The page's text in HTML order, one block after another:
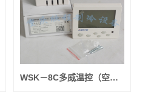
WSK－8C多威温控（空调房间用）带背光蓝屏（带遥控功能）(常卖的